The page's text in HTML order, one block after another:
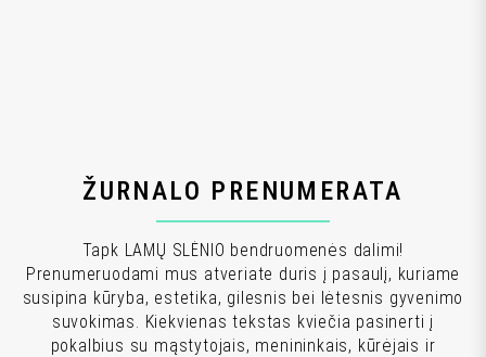
ŽURNALO PRENUMERATA
Tapk LAMŲ SLĖNIO bendruomenės dalimi!
Prenumeruodami mus atveriate duris į pasaulį, kuriame
susipina kūryba, estetika, gilesnis bei lėtesnis gyvenimo
suvokimas. Kiekvienas tekstas kviečia pasinerti į
pokalbius su mąstytojais, menininkais, kūrėjais ir